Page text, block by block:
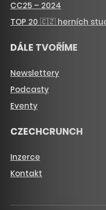
CC25 – 2024
TOP 20 🇨🇿 herních
DÁLE TVOŘÍME
Newslettery
Podcasty
Eventy
CZECHCRUNCH
Inzerce
Kontakt